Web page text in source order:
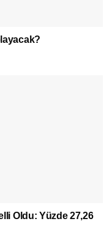
Oldu: Yüzde 27,26